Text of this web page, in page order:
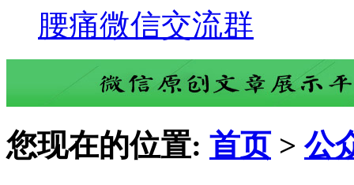
腰痛微信交流群
您现在的位置: 首页 > 公